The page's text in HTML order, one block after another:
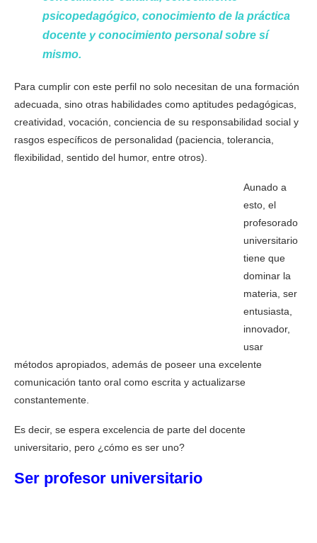
psicopedagógico, conocimiento de la práctica
docente y conocimiento personal sobre sí
mismo.
Para cumplir con este perfil no solo necesitan de una formación
adecuada, sino otras habilidades como aptitudes pedagógicas,
creatividad, vocación, conciencia de su responsabilidad social y
rasgos específicos de personalidad (paciencia, tolerancia,
flexibilidad, sentido del humor, entre otros).
Aunado a
esto, el
profesorado
universitario
tiene que
dominar la
materia, ser
entusiasta,
innovador,
usar
métodos apropiados, además de poseer una excelente
comunicación tanto oral como escrita y actualizarse
constantemente.
Es decir, se espera excelencia de parte del docente
universitario, pero ¿cómo es ser uno?
Ser profesor universitario